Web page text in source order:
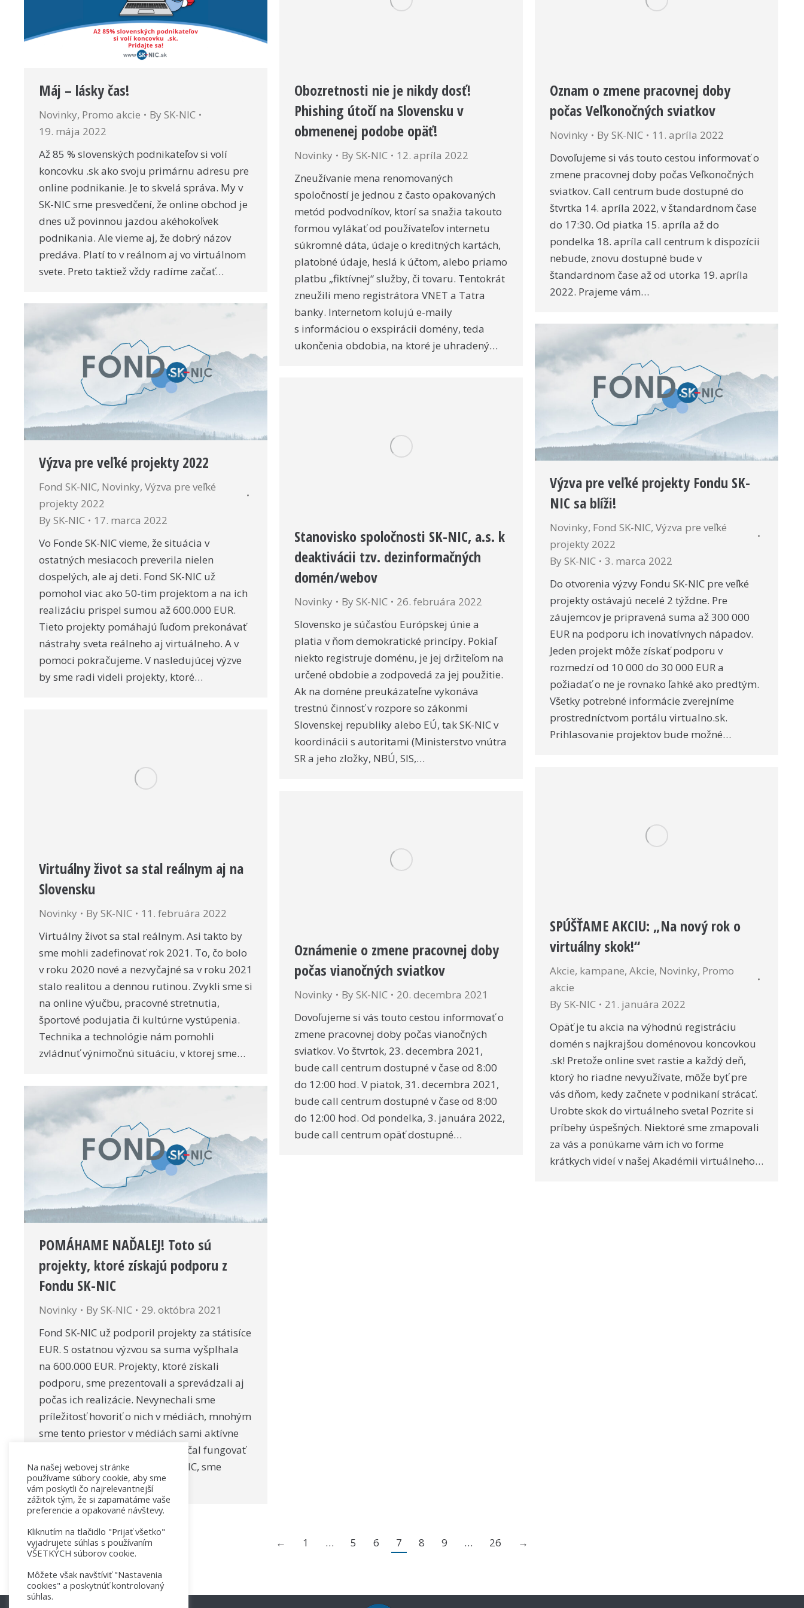
Máj – lásky čas!
Novinky, Promo akcie By SK-NIC
19. mája 2022
Až 85 % slovenských podnikateľov si volí
koncovku .sk ako svoju primárnu adresu pre
online podnikanie. Je to skvelá správa. My v
SK-NIC sme presvedčení, že online obchod je
dnes už povinnou jazdou akéhokoľvek
podnikania. Ale vieme aj, že dobrý názov
predáva. Platí to v reálnom aj vo virtuálnom
svete. Preto taktiež vždy radíme začať…
Obozretnosti nie je nikdy dosť!
Phishing útočí na Slovensku v
obmenenej podobe opäť!
Novinky By SK-NIC
12. apríla 2022
Zneužívanie mena renomovaných
spoločností je jednou z často opakovaných
metód podvodníkov, ktorí sa snažia takouto
formou vylákať od používateľov internetu
súkromné dáta, údaje o kreditných kartách,
platobné údaje, heslá k účtom, alebo priamo
platbu „fiktívnej“ služby, či tovaru. Tentokrát
zneužili meno registrátora VNET a Tatra
banky. Internetom kolujú e-maily
s informáciou o exspirácii domény, teda
ukončenia obdobia, na ktoré je uhradený…
Oznam o zmene pracovnej doby
počas Veľkonočných sviatkov
Novinky By SK-NIC
11. apríla 2022
Dovoľujeme si vás touto cestou informovať o
zmene pracovnej doby počas Veľkonočných
sviatkov. Call centrum bude dostupné do
štvrtka 14. apríla 2022, v štandardnom čase
do 17:30. Od piatka 15. apríla až do
pondelka 18. apríla call centrum k dispozícii
nebude, znovu dostupné bude v
štandardnom čase až od utorka 19. apríla
2022. Prajeme vám…
Výzva pre veľké projekty 2022
Fond SK-NIC, Novinky, Výzva pre veľké
projekty 2022
By SK-NIC
17. marca 2022
Vo Fonde SK-NIC vieme, že situácia v
ostatných mesiacoch preverila nielen
dospelých, ale aj deti. Fond SK-NIC už
pomohol viac ako 50-tim projektom a na ich
realizáciu prispel sumou až 600.000 EUR.
Tieto projekty pomáhajú ľuďom prekonávať
nástrahy sveta reálneho aj virtuálneho. A v
pomoci pokračujeme. V nasledujúcej výzve
by sme radi videli projekty, ktoré…
Výzva pre veľké projekty Fondu SK-
NIC sa blíži!
Novinky, Fond SK-NIC, Výzva pre veľké
projekty 2022
By SK-NIC
3. marca 2022
Do otvorenia výzvy Fondu SK-NIC pre veľké
projekty ostávajú necelé 2 týždne. Pre
záujemcov je pripravená suma až 300 000
EUR na podporu ich inovatívnych nápadov.
Jeden projekt môže získať podporu v
rozmedzí od 10 000 do 30 000 EUR a
požiadať o ne je rovnako ľahké ako predtým.
Všetky potrebné informácie zverejníme
prostredníctvom portálu virtualno.sk.
Prihlasovanie projektov bude možné…
Stanovisko spoločnosti SK-NIC, a.s. k
deaktivácii tzv. dezinformačných
domén/webov
Novinky By SK-NIC
26. februára 2022
Slovensko je súčasťou Európskej únie a
platia v ňom demokratické princípy. Pokiaľ
niekto registruje doménu, je jej držiteľom na
určené obdobie a zodpovedá za jej použitie.
Ak na doméne preukázateľne vykonáva
trestnú činnosť v rozpore so zákonmi
Slovenskej republiky alebo EÚ, tak SK-NIC v
koordinácii s autoritami (Ministerstvo vnútra
SR a jeho zložky, NBÚ, SIS,…
Virtuálny život sa stal reálnym aj na
Slovensku
Novinky By SK-NIC
11. februára 2022
Virtuálny život sa stal reálnym. Asi takto by
sme mohli zadefinovať rok 2021. To, čo bolo
v roku 2020 nové a nezvyčajné sa v roku 2021
stalo realitou a dennou rutinou. Zvykli sme si
na online výučbu, pracovné stretnutia,
športové podujatia či kultúrne vystúpenia.
Technika a technológie nám pomohli
zvládnuť výnimočnú situáciu, v ktorej sme…
SPÚŠŤAME AKCIU: „Na nový rok o
virtuálny skok!“
Akcie, kampane, Akcie, Novinky, Promo
akcie
By SK-NIC
21. januára 2022
Opäť je tu akcia na výhodnú registráciu
domén s najkrajšou doménovou koncovkou
.sk! Pretože online svet rastie a každý deň,
ktorý ho riadne nevyužívate, môže byť pre
vás dňom, kedy začnete v podnikaní strácať.
Urobte skok do virtuálneho sveta! Pozrite si
príbehy úspešných. Niektoré sme zmapovali
za vás a ponúkame vám ich vo forme
krátkych videí v našej Akadémii virtuálneho…
Oznámenie o zmene pracovnej doby
počas vianočných sviatkov
Novinky By SK-NIC
20. decembra 2021
Dovoľujeme si vás touto cestou informovať o
zmene pracovnej doby počas vianočných
sviatkov. Vo štvrtok, 23. decembra 2021,
bude call centrum dostupné v čase od 8:00
do 12:00 hod. V piatok, 31. decembra 2021,
bude call centrum dostupné v čase od 8:00
do 12:00 hod. Od pondelka, 3. januára 2022,
bude call centrum opäť dostupné…
POMÁHAME NAĎALEJ! Toto sú
projekty, ktoré získajú podporu z
Fondu SK-NIC
Novinky By SK-NIC
29. októbra 2021
Fond SK-NIC už podporil projekty za státisíce
EUR. S ostatnou výzvou sa suma vyšplhala
na 600.000 EUR. Projekty, ktoré získali
podporu, sme prezentovali a sprevádzali aj
počas ich realizácie. Nevynechali sme
príležitosť hovoriť o nich v médiách, mnohým
sme tento priestor v médiách sami aktívne
vytvorili. Od roku 2019, kedy začal fungovať
nový mechanizmus Fondu SK-NIC, sme
napísali množstvo…
← 1 … 5 6 7 8 9 … 26 →
Na našej webovej stránke
používame súbory cookie, aby sme
vám poskytli čo najrelevantnejší
zážitok tým, že si zapamätáme vaše
preferencie a opakované návštevy.
Kliknutím na tlačidlo "Prijať všetko"
vyjadrujete súhlas s používaním
VŠETKÝCH súborov cookie.
Môžete však navštíviť "Nastavenia
cookies" a poskytnúť kontrolovaný
súhlas.